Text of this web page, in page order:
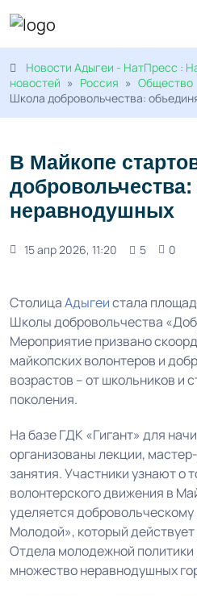
Новости Адыгеи - НатПресс :
новостей » Россия » Общество
Школа добровольчества:
В Майкопе
неравнодушных
15 апр 2026, 11:20 5 0
СтолицаАдыгеистала
Школы добровольчества
Мероприятие призвано
майкопских волонтеров и
возрастов – от школьников и
поколения.
На базе ГДК «Гигант» для
организованы лекции,
занятия. Участники узнают о
волонтерского движения в
уделяется добровольческому
Молодой», который
Отдела молодежной политики
множество неравнодушных